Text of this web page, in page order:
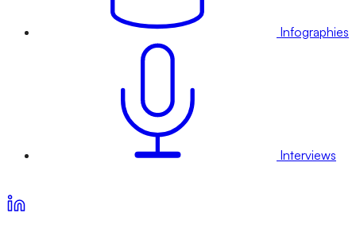
Infographies
Interviews